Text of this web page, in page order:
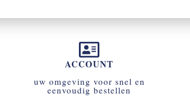
ACCOUNT
uw omgeving voor snel en
eenvoudig bestellen